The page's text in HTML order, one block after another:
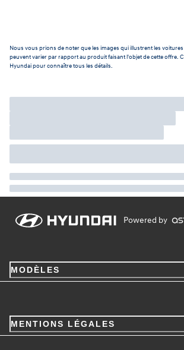
Nous vous prions de noter que les images qui illustrent les
peuvent varier par rapport au produit faisant l'objet de cette offre.
Hyundai pour connaître tous les détails.
Powered by
MODÈLES
MENTIONS LÉGALES